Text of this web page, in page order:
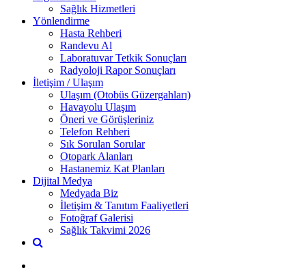
Sağlık Hizmetleri
Yönlendirme
Hasta Rehberi
Randevu Al
Laboratuvar Tetkik Sonuçları
Radyoloji Rapor Sonuçları
İletişim / Ulaşım
Ulaşım (Otobüs Güzergahları)
Havayolu Ulaşım
Öneri ve Görüşleriniz
Telefon Rehberi
Sık Sorulan Sorular
Otopark Alanları
Hastanemiz Kat Planları
Dijital Medya
Medyada Biz
İletişim & Tanıtım Faaliyetleri
Fotoğraf Galerisi
Sağlık Takvimi 2026